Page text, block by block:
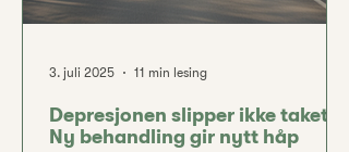
Depresjonen slipper ikke taket?
Ny behandling gir nytt håp
3. juli 2025 11 min lesing